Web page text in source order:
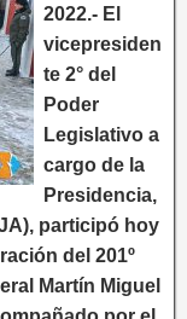
2022.- El
vicepresiden
te 2° del
Poder
Legislativo a
cargo de la
Presidencia,
participó hoy
del 201º
Martín Miguel